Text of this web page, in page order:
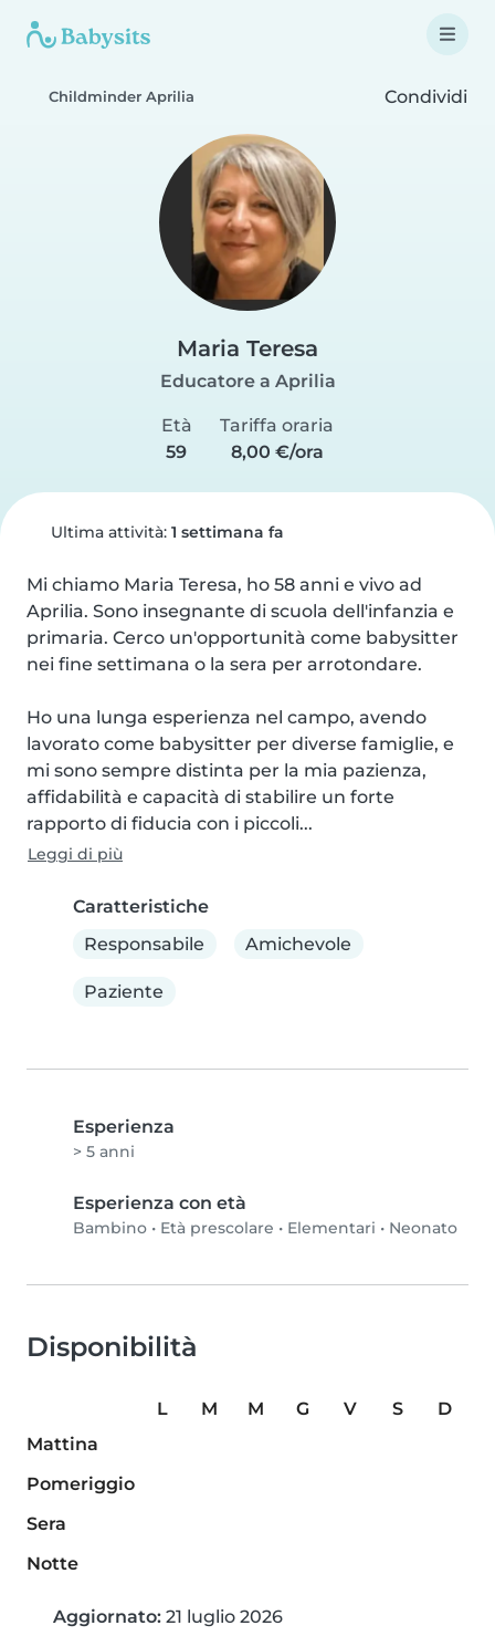
Childminder Aprilia Condividi
Maria Teresa
Educatore a Aprilia
Età
59
Tariffa oraria
8,00 €/ora
Ultima attività: 1 settimana fa
Mi chiamo Maria Teresa, ho 58 anni e vivo ad
Aprilia. Sono insegnante di scuola dell'infanzia e
primaria. Cerco un'opportunità come babysitter
nei fine settimana o la sera per arrotondare.
Ho una lunga esperienza nel campo, avendo
lavorato come babysitter per diverse famiglie, e
mi sono sempre distinta per la mia pazienza,
affidabilità e capacità di stabilire un forte
rapporto di fiducia con i piccoli...
Leggi di più
Caratteristiche
Responsabile
Amichevole
Paziente
Esperienza
> 5 anni
Esperienza con età
Bambino • Età prescolare • Elementari • Neonato
Disponibilità
L M M G V S
D
Mattina
Pomeriggio
Sera
Notte
Aggiornato: 21 luglio 2026